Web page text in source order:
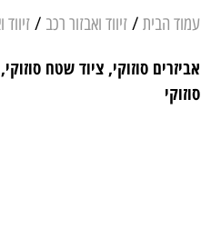
עמוד הבית / זיווד ואבזור רכב /
אביזרים סוזוקי, ציוד שטח
סוזוקי